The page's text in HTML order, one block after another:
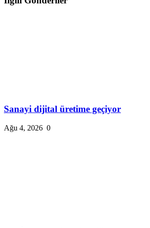
Sanayi dijital üretime geçiyor
Ağu 4, 2026 0